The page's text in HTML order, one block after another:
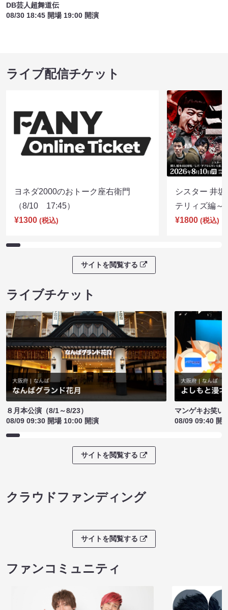
DB芸人超舞道伝
08/30 18:45 開場 19:00 開演
ライブ配信チケット
ヨネダ2000のおトーク座右衛門
（8/10 17:45）
¥1300 (税込)
シスター 井
テリィズ編
¥1800 (税込)
サイトを閲覧する
ライブチケット
８月本公演（8/1～8/23）
08/09 09:30 開場 10:00 開演
マンゲキお笑い
08/09 09:40 開
サイトを閲覧する
クラウドファンディング
サイトを閲覧する
ファンコミュニティ